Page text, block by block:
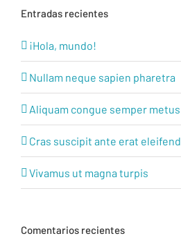
Entradas recientes
¡Hola, mundo!
Nullam neque sapien pharetra
Aliquam congue semper metus
Cras suscipit ante erat eleifend
Vivamus ut magna turpis
Comentarios recientes